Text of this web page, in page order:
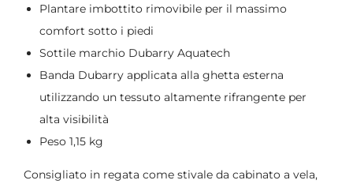
Plantare imbottito rimovibile per il massimo
comfort sotto i piedi
Sottile marchio Dubarry Aquatech
Banda Dubarry applicata alla ghetta esterna
utilizzando un tessuto altamente rifrangente per
alta visibilità
Peso 1,15 kg
Consigliato in regata come stivale da cabinato a vela,